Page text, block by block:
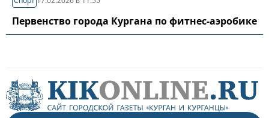
Первенство города Кургана по фитнес-аэробике